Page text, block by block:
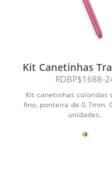
Kit Canetinhas
24 cores
RDBP$1688-
Kit canetinhas coloridas
fino, ponteira de 0.7mm.
unidades.